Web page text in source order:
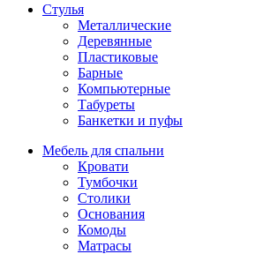
Стулья
Металлические
Деревянные
Пластиковые
Барные
Компьютерные
Табуреты
Банкетки и пуфы
Мебель для спальни
Кровати
Тумбочки
Столики
Основания
Комоды
Матрасы